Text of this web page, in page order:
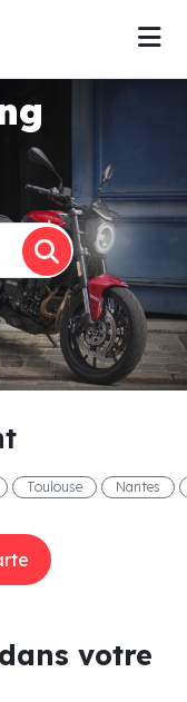
Toulouse Nantes
dans votre